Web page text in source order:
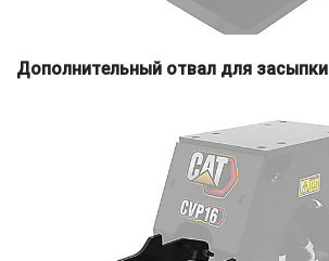
Дополнительный отвал для засыпки